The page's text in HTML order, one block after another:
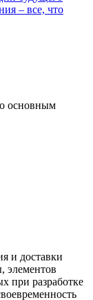
– все, что
основным
и доставки
элементов
при разработке